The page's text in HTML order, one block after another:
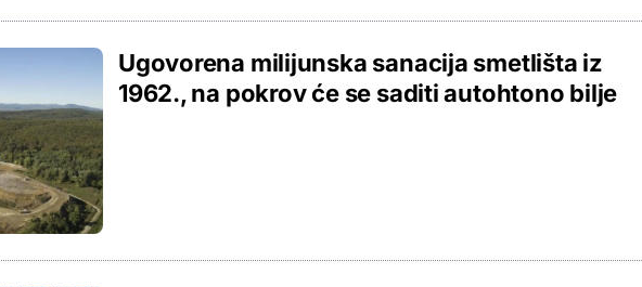
Ugovorena milijunska sanacija smetlišta iz
1962., na pokrov će se saditi autohtono bilje